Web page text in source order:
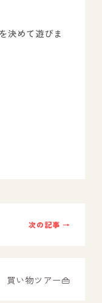
決めて遊びま
次の記事 →
買い物ツアー👜